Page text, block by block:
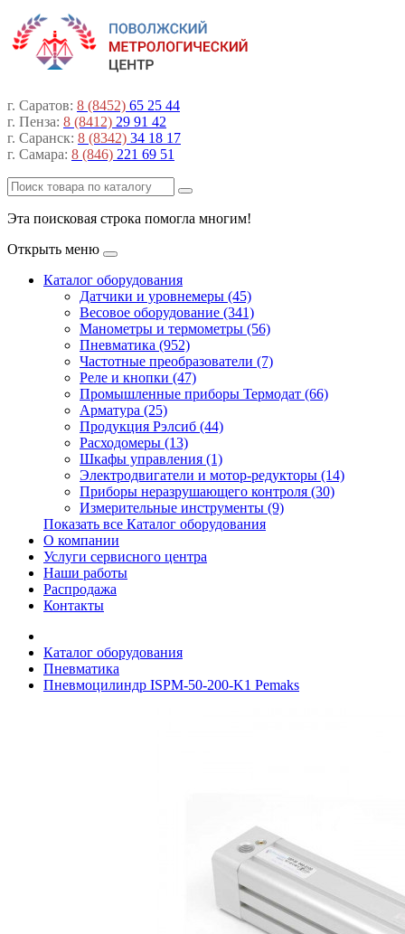
г. Саратов: 8 (8452) 65 25 44
г. Пенза: 8 (8412) 29 91 42
г. Саранск: 8 (8342) 34 18 17
г. Самара: 8 (846) 221 69 51
Эта поисковая строка помогла многим!
Открыть меню
Каталог оборудования
Датчики и уровнемеры (45)
Весовое оборудование (341)
Манометры и термометры (56)
Пневматика (952)
Частотные преобразователи (7)
Реле и кнопки (47)
Промышленные приборы Термодат (66)
Арматура (25)
Продукция Рэлсиб (44)
Расходомеры (13)
Шкафы управления (1)
Электродвигатели и мотор-редукторы (14)
Приборы неразрушающего контроля (30)
Измерительные инструменты (9)
Показать все Каталог оборудования
О компании
Услуги сервисного центра
Наши работы
Распродажа
Контакты
Каталог оборудования
Пневматика
Пневмоцилиндр ISPM-50-200-K1 Pemaks